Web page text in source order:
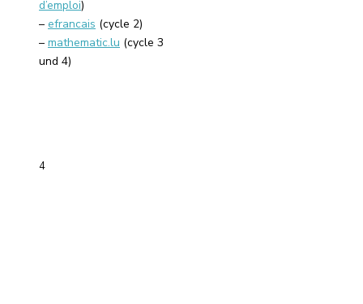
d’emploi)
– efrancais (cycle 2)
– mathematic.lu (cycle 3
und 4)
4